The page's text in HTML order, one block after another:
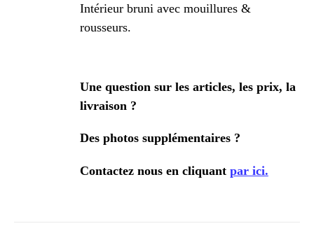
Intérieur bruni avec mouillures &
rousseurs.
Une question sur les articles, les prix, la
livraison ?
Des photos supplémentaires ?
Contactez nous en cliquant par ici.